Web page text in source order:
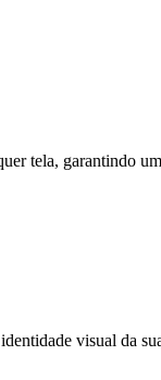
tela, garantindo
visual da